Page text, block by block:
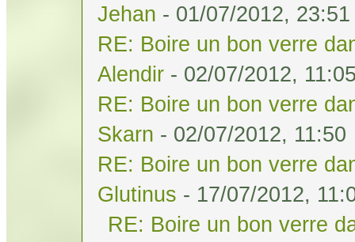
Jehan - 01/07/2012, 23:51
RE: Boire un bon verre
Alendir - 02/07/2012,
RE: Boire un bon verre
Skarn - 02/07/2012, 11:50
RE: Boire un bon verre
Glutinus - 17/07/2012,
RE: Boire un bon verre